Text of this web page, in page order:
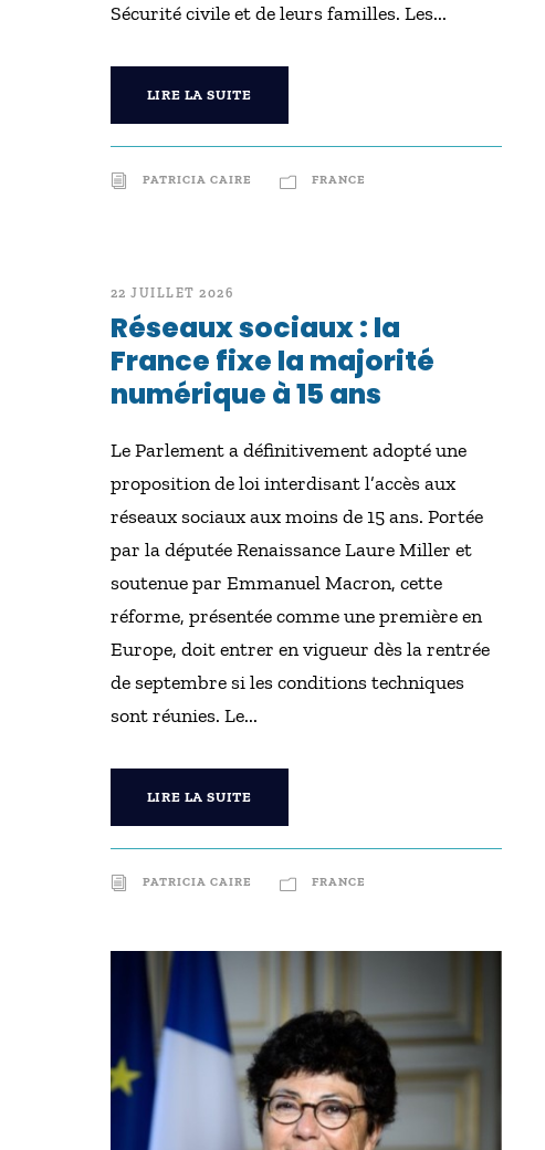
Sécurité civile et de leurs familles. Les...
LIRE LA SUITE
PATRICIA CAIRE FRANCE
22 JUILLET 2026
Réseaux sociaux : la
France fixe la majorité
numérique à 15 ans
Le Parlement a définitivement adopté une
proposition de loi interdisant l’accès aux
réseaux sociaux aux moins de 15 ans. Portée
par la députée Renaissance Laure Miller et
soutenue par Emmanuel Macron, cette
réforme, présentée comme une première en
Europe, doit entrer en vigueur dès la rentrée
de septembre si les conditions techniques
sont réunies. Le...
LIRE LA SUITE
PATRICIA CAIRE FRANCE